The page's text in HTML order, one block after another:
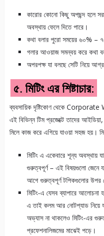
কারোর কোনো কিছু অপছন্দ হলে
অবস্থায় ফেলে দিতে পারে।
কথা বলার পুরো সময়ের ৬০% –
গলার আওয়াজ সমন্বয় করে কথা
অপরপক্ষ যা বলছে সেটি নিয়ে
৫. মিটিং এর শিষ্টাচার:
ব্যবসায়িক দৃষ্টিকোণ থেকে Corporate
এই বিভিন্ন টিম প্রজেক্টে তাদের
মিলে কাজ করে এগিয়ে যাওয়া সহজ হয়।
মিটিং এ একেবারে শূন্য অবস্থায়
গুরুত্বপূর্ণ – এই বিষয়গুলো জেনে
আগে গুরুত্বপূর্ণ টপিকগুলোর উপর
মিটিং-এ যেসব ব্যাপারে
এ তাই কলম আর নোটপ্যাড নিয়ে
অভ্যাস না থাকলেও মিটিং-এর
প্রফেশনালিজমের মাঝেই পড়ে।